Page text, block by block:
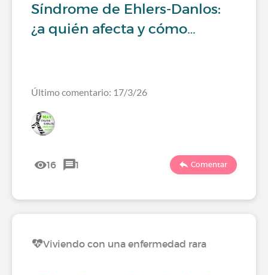
Síndrome de Ehlers-Danlos:
¿a quién afecta y cómo…
Último comentario: 17/3/26
16 1 Comentar
Viviendo con una enfermedad rara